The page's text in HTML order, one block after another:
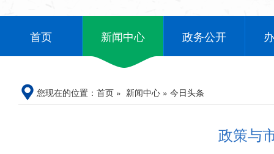
首页 新闻中心 政务公开
您现在的位置： 首页 » 新闻中心 » 今日头条
政策与